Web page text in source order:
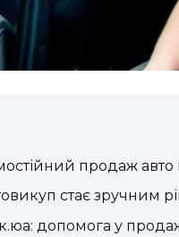
продаж авто
стає зручним
допомога у